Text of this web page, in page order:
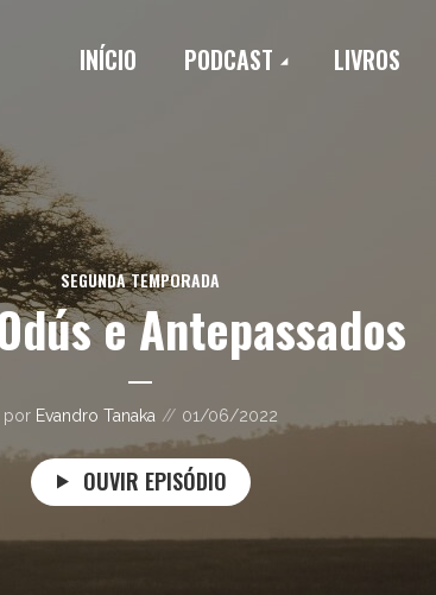
INÍCIO PODCAST LIVROS
SEGUNDA TEMPORADA
e Antepassados
por Evandro Tanaka 01/06/2022
OUVIR EPISÓDIO